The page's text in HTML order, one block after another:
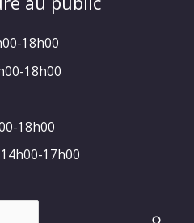
18h00
18h00
18h00
17h00